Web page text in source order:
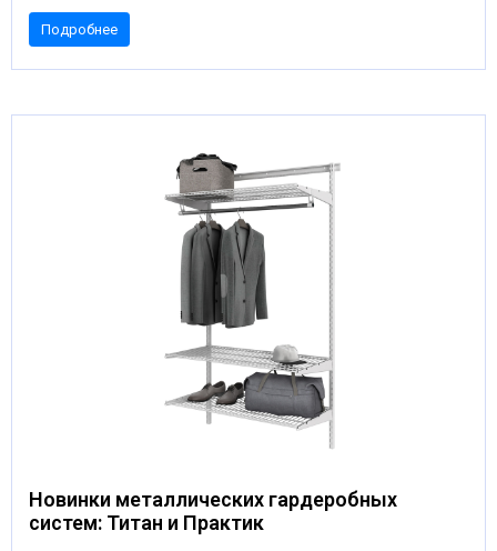
Подробнее
Новинки металлических гардеробных
систем: Титан и Практик